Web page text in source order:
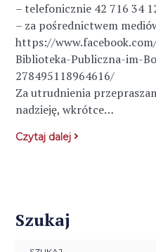
– telefonicznie 42 716 34
– za pośrednictwem
https://
Biblioteka-Publiczna-im-
278495118964616/
Za utrudnienia
nadzieję, wkrótce…
Czytaj dalej
Szukaj